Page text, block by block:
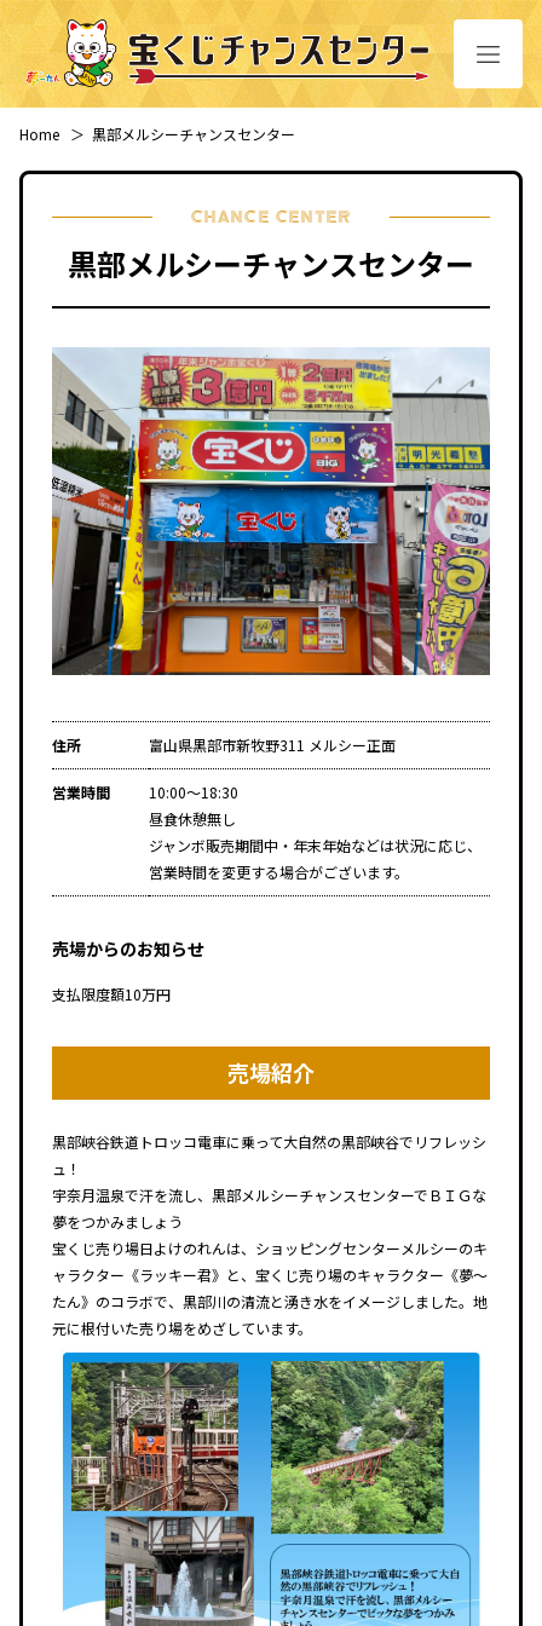
Home ＞ 黒部メルシーチャンスセンター
CHANCE CENTER
黒部メルシーチャンスセンター
住所 富山県黒部市新牧野311 メルシー正面
営業時間
10:00～18:30
昼食休憩無し
ジャンボ販売期間中・年末年始などは状況に応じ、
営業時間を変更する場合がございます。
売場からのお知らせ
支払限度額10万円
売場紹介
黒部峡谷鉄道トロッコ電車に乗って大自然の黒部峡谷でリフレッシ
ュ！
宇奈月温泉で汗を流し、黒部メルシーチャンスセンターでＢＩＧな
夢をつかみましょう
宝くじ売り場日よけのれんは、ショッピングセンターメルシーのキ
ャラクター《ラッキー君》と、宝くじ売り場のキャラクター《夢～
たん》のコラボで、黒部川の清流と湧き水をイメージしました。地
元に根付いた売り場をめざしています。